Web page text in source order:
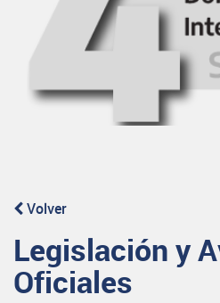
Volver
Legislación y
Oficiales